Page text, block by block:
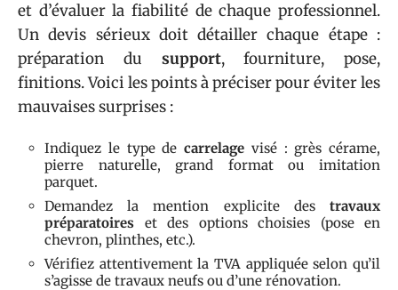
et d’évaluer la fiabilité de chaque professionnel.
Un devis sérieux doit détailler chaque étape :
préparation du support, fourniture, pose,
finitions. Voici les points à préciser pour éviter les
mauvaises surprises :
Indiquez le type de carrelage visé : grès cérame,
pierre naturelle, grand format ou imitation
parquet.
Demandez la mention explicite des travaux
préparatoires et des options choisies (pose en
chevron, plinthes, etc.).
Vérifiez attentivement la TVA appliquée selon qu’il
s’agisse de travaux neufs ou d’une rénovation.